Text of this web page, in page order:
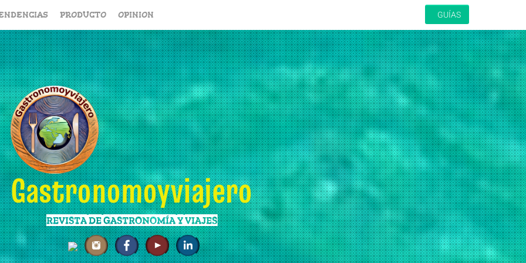
PRODUCTO OPINION GUÍAS
Gastronomoyviajero
REVISTA DE GASTRONOMÍA Y VIAJES